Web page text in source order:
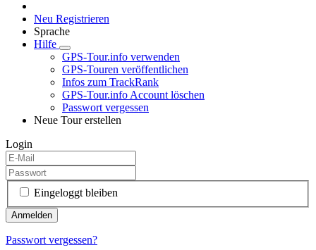
Neu Registrieren
Sprache
Hilfe
GPS-Tour.info verwenden
GPS-Touren veröffentlichen
Infos zum TrackRank
GPS-Tour.info Account löschen
Passwort vergessen
Neue Tour erstellen
Login
Eingeloggt bleiben
Passwort vergessen?